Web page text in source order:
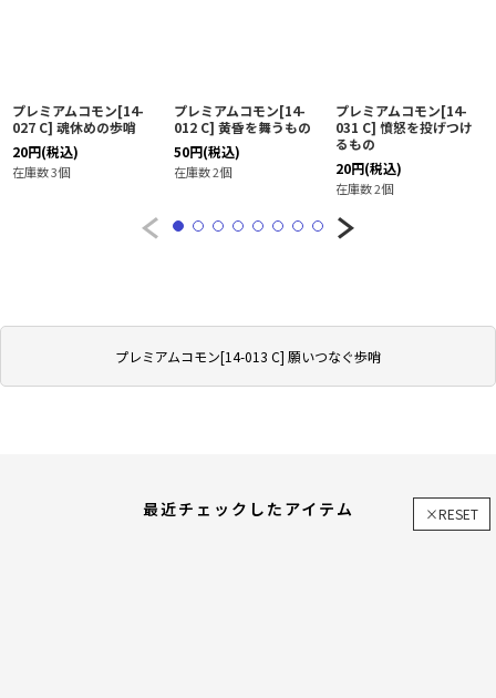
プレミアムコモン[14-013 C] 願いつなぐ歩哨
プレミアムコモン[14-
027 C] 魂休めの歩哨
20円(税込)
在庫数 3個
プレミアムコモン[14-
012 C] 黄昏を舞うもの
50円(税込)
在庫数 2個
プレミアムコモン[14-
031 C] 憤怒を投げつけ
るもの
20円(税込)
在庫数 2個
最近チェックしたアイテム ×RESET